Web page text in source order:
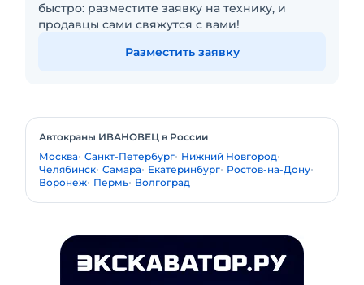
быстро: разместите заявку на технику, и
продавцы сами свяжутся с вами!
Разместить заявку
Автокраны ИВАНОВЕЦ в России
Москва Санкт-Петербург Нижний Новгород
Челябинск Самара Екатеринбург Ростов-на-Дону
Воронеж Пермь Волгоград